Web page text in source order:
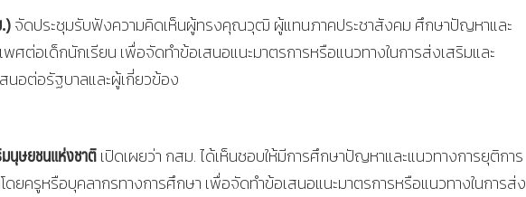
จัดประชุมรับฟังความคิดเห็นผู้ทรงคุณวุฒิ ผู้แทนภาคประชาสังคม ศึกษาปัญหาและ
ศต่อเด็กนักเรียน เพื่อจัดทำข้อเสนอแนะมาตรการหรือแนวทางในการส่งเสริมและ
นอต่อรัฐบาลและผู้เกี่ยวข้อง
นุษยชนแห่งชาติเปิดเผยว่า กสม. ได้เห็นชอบให้มีการศึกษาปัญหาและแนวทางการยุติการ
ดยครูหรือบุคลากรทางการศึกษา เพื่อจัดทำข้อเสนอแนะมาตรการหรือแนวทางในการส่ง